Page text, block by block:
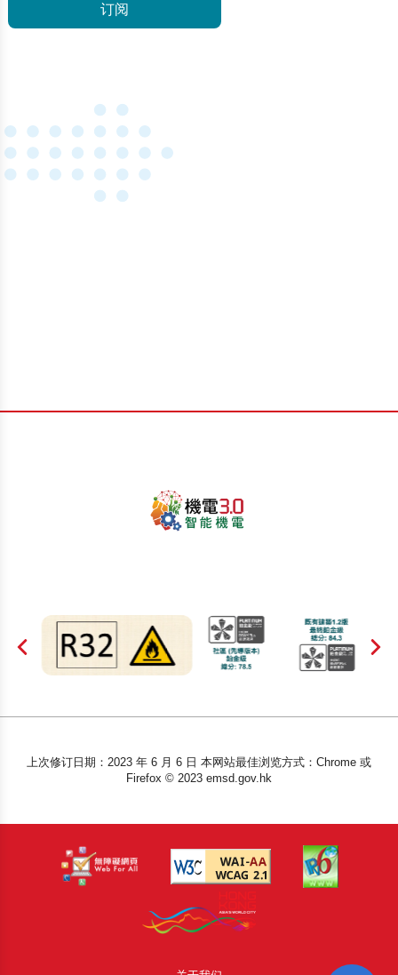
订阅
上次修订日期：2023 年 6 月 6 日 本网站最佳浏览方式：Chrome 或
Firefox © 2023 emsd.gov.hk